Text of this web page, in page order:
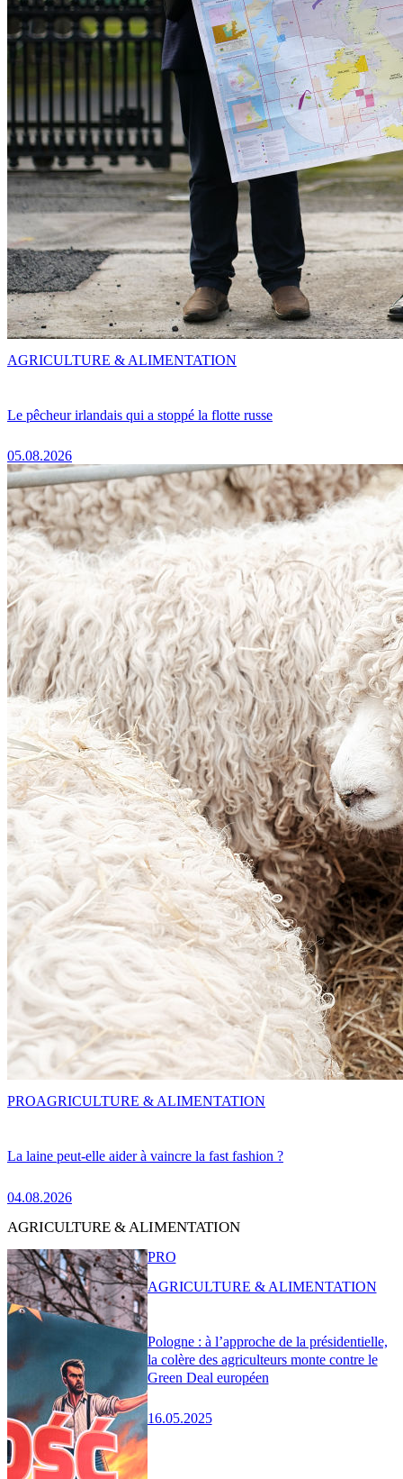
Le pêcheur irlandais qui a stoppé la flotte russe
05.08.2026
AGRICULTURE & ALIMENTATION
La laine peut-elle aider à vaincre la fast fashion ?
04.08.2026
PROAGRICULTURE & ALIMENTATION
AGRICULTURE & ALIMENTATION
Pologne : à l’approche de la présidentielle,
la colère des agriculteurs monte contre le
Green Deal européen
16.05.2025
PRO
AGRICULTURE & ALIMENTATION